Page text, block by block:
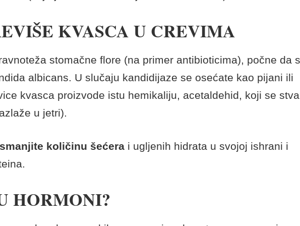
KVASCA U CREVIMA
stomačne flore (na primer antibioticima), počne da
albicans. U slučaju kandidijaze se osećate kao pijani ili
kvasca proizvode istu hemikaliju, acetaldehid, koji se
u jetri).
količinu šećera i ugljenih hidrata u svojoj ishrani i
HORMONI?